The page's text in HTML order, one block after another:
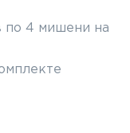
по 4 мишени на